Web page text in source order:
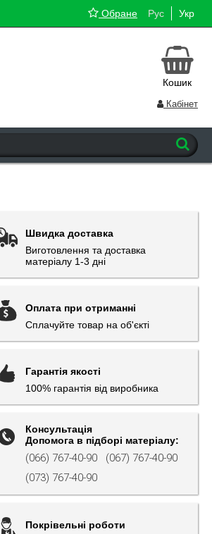
Рус Укр
Обране
Кошик
Кабінет
Швидка доставка
Виготовлення та доставка
матеріалу 1-3 дні
Оплата при отриманні
Сплачуйте товар на об'єкті
Гарантія якості
100% гарантія від виробника
Консультація
Допомога в підборі матеріалу:
(066) 767-40-90
(067) 767-40-90
(073) 767-40-90
Покрівельні роботи